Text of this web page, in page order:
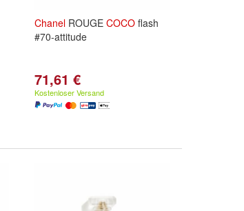
Chanel ROUGE COCO flash
#70-attitude
71,61 €
Kostenloser Versand